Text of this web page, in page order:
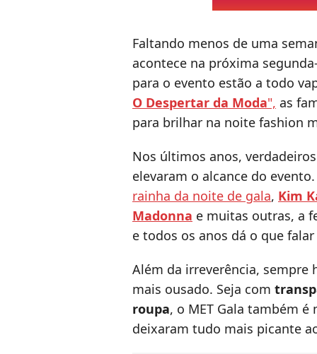
Faltando menos de uma
acontece na próxima
para o evento estão a todo
O Despertar da Moda", as
para brilhar na noite fashion
Nos últimos anos,
elevaram o alcance do
rainha da noite de gala, Kim
Madonna e muitas outras, a
e todos os anos dá o que
Além da irreverência, sempre
mais ousado. Seja com
roupa, o MET Gala também
deixaram tudo mais picante